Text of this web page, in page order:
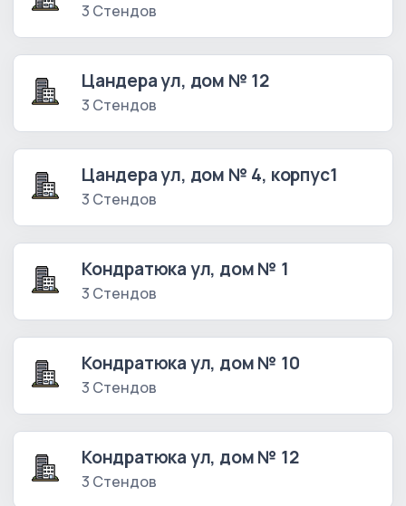
3 Стендов
Цандера ул, дом № 12
3 Стендов
Цандера ул, дом № 4, корпус1
3 Стендов
Кондратюка ул, дом № 1
3 Стендов
Кондратюка ул, дом № 10
3 Стендов
Кондратюка ул, дом № 12
3 Стендов